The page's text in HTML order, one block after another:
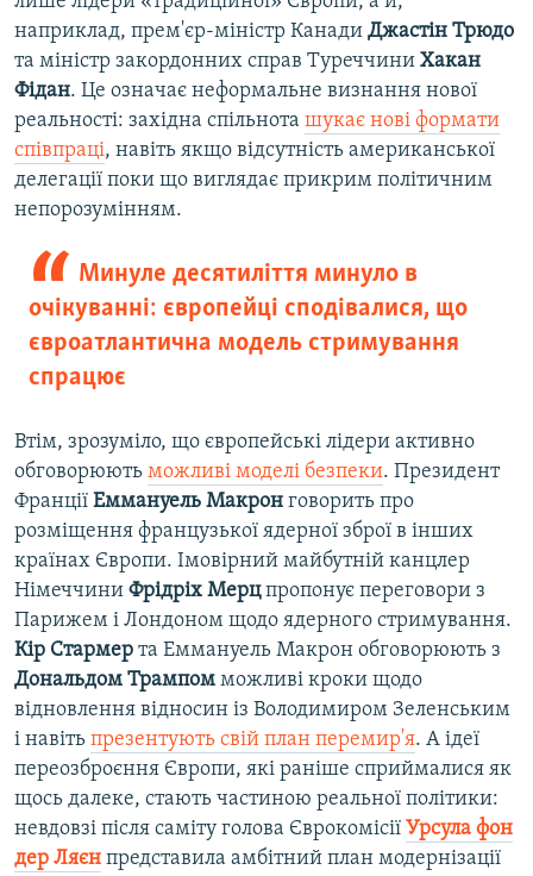
наприклад, прем'єр-міністр Канади Джастін Трюдо
та міністр закордонних справ Туреччини Хакан
Фідан. Це означає неформальне визнання нової
реальності: західна спільнота шукає нові формати
співпраці, навіть якщо відсутність американської
делегації поки що виглядає прикрим політичним
непорозумінням.
Минуле десятиліття минуло в
очікуванні: європейці сподівалися, що
євроатлантична модель стримування
спрацює
Втім, зрозуміло, що європейські лідери активно
обговорюють можливі моделі безпеки. Президент
Франції Еммануель Макрон говорить про
розміщення французької ядерної зброї в інших
країнах Європи. Імовірний майбутній канцлер
Німеччини Фрідріх Мерцпропонує переговори з
Парижем і Лондоном щодо ядерного стримування.
Кір Стармер та Еммануель Макрон обговорюють з
Дональдом Трампом можливі кроки щодо
відновлення відносин із Володимиром Зеленським
і навіть презентують свій план перемир'я. А ідеї
переозброєння Європи, які раніше сприймалися як
щось далеке, стають частиною реальної політики:
невдовзі після саміту голова Єврокомісії Урсула фон
дер Ляєн представила амбітний план модернізації